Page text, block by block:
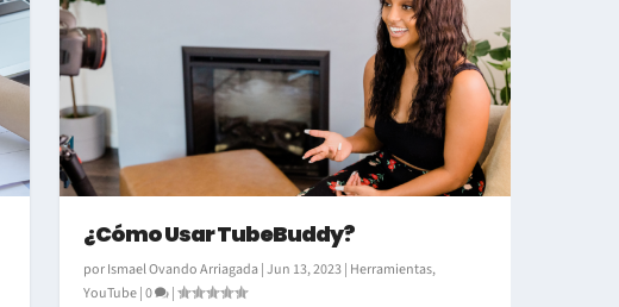
¿Cómo Usar TubeBuddy?
porIsmael Ovando Arriagada|Jun 13, 2023| Herramientas,
YouTube|0 |